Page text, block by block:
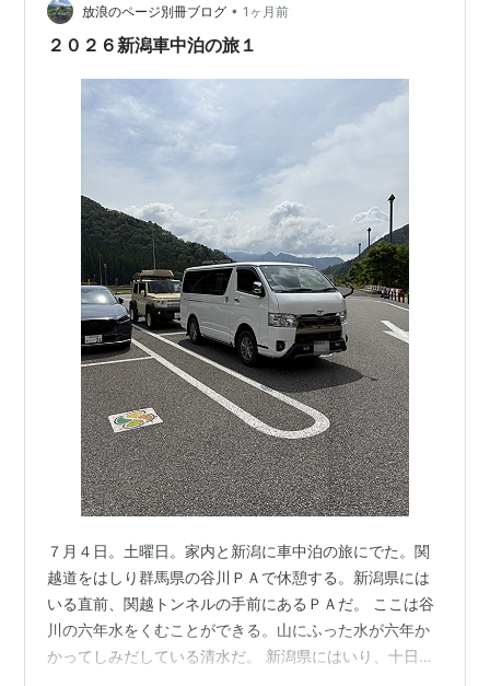
放浪のページ別冊ブログ • 1ヶ月前
２０２６新潟車中泊の旅１
７月４日。土曜日。家内と新潟に車中泊の旅にでた。関
越道をはしり群馬県の谷川ＰＡで休憩する。新潟県には
いる直前、関越トンネルの手前にあるＰＡだ。 ここは谷
川の六年水をくむことができる。山にふった水が六年か
かってしみだしている清水だ。 新潟県にはいり、十日町